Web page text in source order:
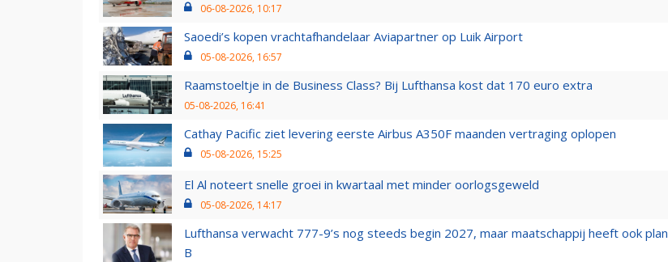
06-08-2026, 10:17
Saoedi’s kopen vrachtafhandelaar Aviapartner op Luik Airport
05-08-2026, 16:57
Raamstoeltje in de Business Class? Bij Lufthansa kost dat 170 euro extra
05-08-2026, 16:41
Cathay Pacific ziet levering eerste Airbus A350F maanden vertraging oplopen
05-08-2026, 15:25
El Al noteert snelle groei in kwartaal met minder oorlogsgeweld
05-08-2026, 14:17
Lufthansa verwacht 777-9’s nog steeds begin 2027, maar maatschappij heeft ook plan
B